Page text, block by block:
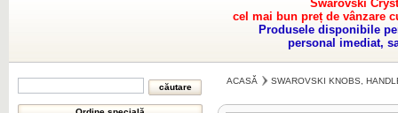
Swarovski
cel mai bun preț de vânzare
Produsele disponibile
personal imediat,
ACASĂ SWAROVSKI KNOBS,